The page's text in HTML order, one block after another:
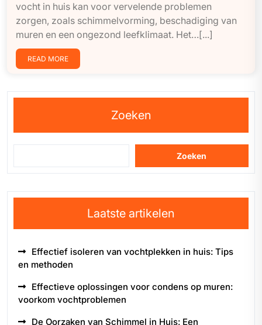
vocht in huis kan voor vervelende problemen
zorgen, zoals schimmelvorming, beschadiging van
muren en een ongezond leefklimaat. Het…[...]
READ MORE
Zoeken
Zoeken
Laatste artikelen
Effectief isoleren van vochtplekken in huis: Tips
en methoden
Effectieve oplossingen voor condens op muren:
voorkom vochtproblemen
De Oorzaken van Schimmel in Huis: Een